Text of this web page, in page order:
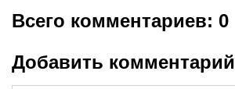
Всего комментариев: 0
Добавить комментарий